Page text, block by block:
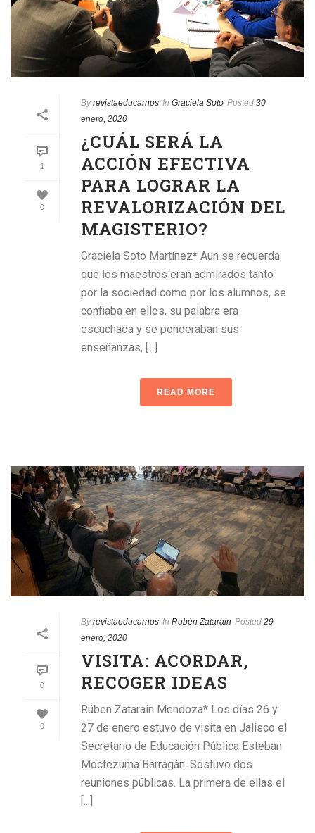
1
0
By revistaeducarnos In Graciela Soto Posted 30
enero, 2020
¿CUÁL SERÁ LA
ACCIÓN EFECTIVA
PARA LOGRAR LA
REVALORIZACIÓN DEL
MAGISTERIO?
Graciela Soto Martínez* Aun se recuerda
que los maestros eran admirados tanto
por la sociedad como por los alumnos, se
confiaba en ellos, su palabra era
escuchada y se ponderaban sus
enseñanzas, [...]
READ MORE
0
0
By revistaeducarnos In Rubén Zatarain Posted 29
enero, 2020
VISITA: ACORDAR,
RECOGER IDEAS
Rúben Zatarain Mendoza* Los días 26 y
27 de enero estuvo de visita en Jalisco el
Secretario de Educación Pública Esteban
Moctezuma Barragán. Sostuvo dos
reuniones públicas. La primera de ellas el
[...]